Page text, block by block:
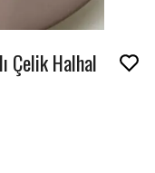
Çelik Halhal